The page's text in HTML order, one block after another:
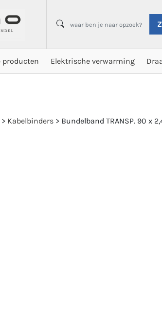
producten Elektrische verwarming
> Kabelbinders > Bundelband TRANSP. 90 x